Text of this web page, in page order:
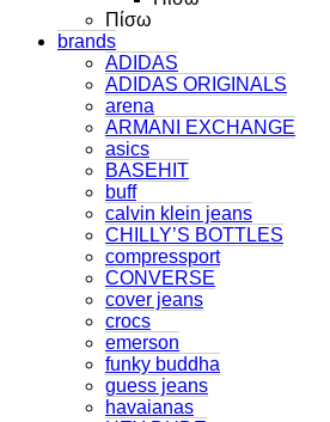
Πίσω
brands
ADIDAS
ADIDAS ORIGINALS
arena
ARMANI EXCHANGE
asics
BASEHIT
buff
calvin klein jeans
CHILLY’S BOTTLES
compressport
CONVERSE
cover jeans
crocs
emerson
funky buddha
guess jeans
havaianas